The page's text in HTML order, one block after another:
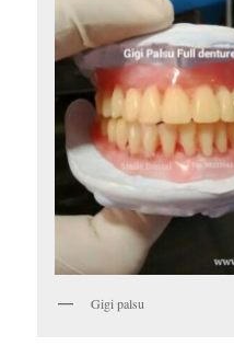
Gigi palsu